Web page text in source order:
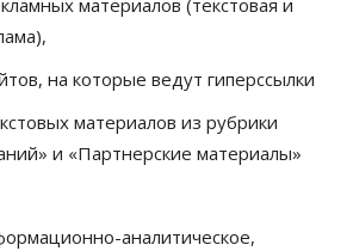
года выросло на 7,2 %
по числу абитуриентов
Новосибирской области
материалов (текстовая и
на которые ведут гиперссылки
материалов из рубрики
и «Партнерские материалы»
аналитическое,